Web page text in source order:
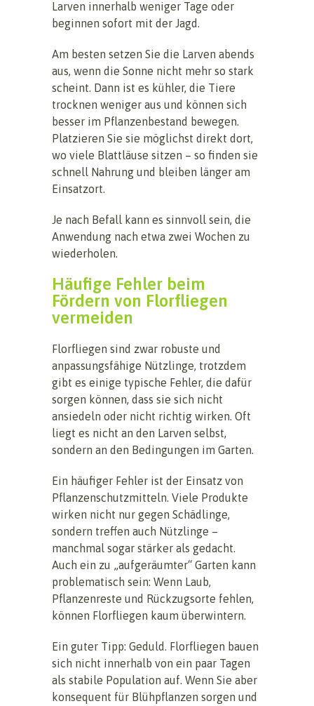
Larven innerhalb weniger Tage oder
beginnen sofort mit der Jagd.
Am besten setzen Sie die Larven abends
aus, wenn die Sonne nicht mehr so stark
scheint. Dann ist es kühler, die Tiere
trocknen weniger aus und können sich
besser im Pflanzenbestand bewegen.
Platzieren Sie sie möglichst direkt dort,
wo viele Blattläuse sitzen – so finden sie
schnell Nahrung und bleiben länger am
Einsatzort.
Je nach Befall kann es sinnvoll sein, die
Anwendung nach etwa zwei Wochen zu
wiederholen.
Häufige Fehler beim
Fördern von Florfliegen
vermeiden
Florfliegen sind zwar robuste und
anpassungsfähige Nützlinge, trotzdem
gibt es einige typische Fehler, die dafür
sorgen können, dass sie sich nicht
ansiedeln oder nicht richtig wirken. Oft
liegt es nicht an den Larven selbst,
sondern an den Bedingungen im Garten.
Ein häufiger Fehler ist der Einsatz von
Pflanzenschutzmitteln. Viele Produkte
wirken nicht nur gegen Schädlinge,
sondern treffen auch Nützlinge –
manchmal sogar stärker als gedacht.
Auch ein zu „aufgeräumter“ Garten kann
problematisch sein: Wenn Laub,
Pflanzenreste und Rückzugsorte fehlen,
können Florfliegen kaum überwintern.
Ein guter Tipp: Geduld. Florfliegen bauen
sich nicht innerhalb von ein paar Tagen
als stabile Population auf. Wenn Sie aber
konsequent für Blühpflanzen sorgen und